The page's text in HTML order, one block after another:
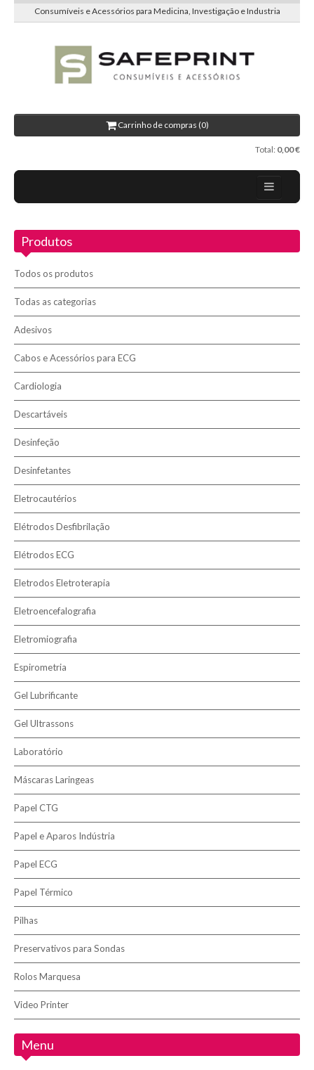
Consumíveis e Acessórios para Medicina, Investigação e Industria
Carrinho de compras (0)
Total: 0,00 €
Sobre nós
Contactos
Pesquisar
Produtos
Todos os produtos
Todas as categorias
Adesivos
Cabos e Acessórios para ECG
Cardiologia
Descartáveis
Desinfeção
Desinfetantes
Eletrocautérios
Elétrodos Desfibrilação
Elétrodos ECG
Eletrodos Eletroterapia
Eletroencefalografia
Eletromiografia
Espirometria
Gel Lubrificante
Gel Ultrassons
Laboratório
Máscaras Laringeas
Papel CTG
Papel e Aparos Indústria
Papel ECG
Papel Térmico
Pilhas
Preservativos para Sondas
Rolos Marquesa
Video Printer
Menu